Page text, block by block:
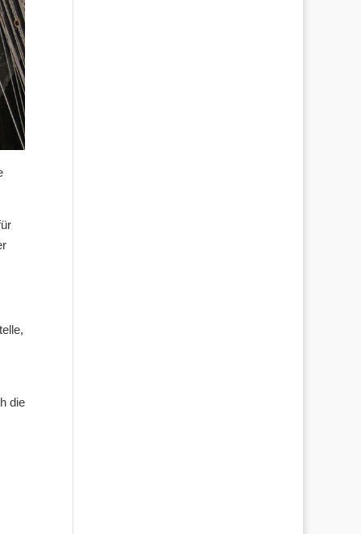
die